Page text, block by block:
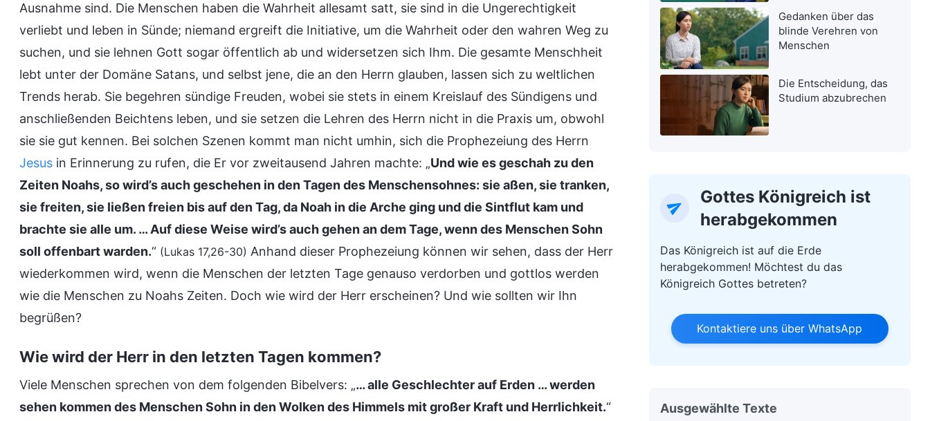
Ausnahme sind. Die Menschen haben die Wahrheit allesamt satt, sie sind in die Ungerechtigkeit
verliebt und leben in Sünde; niemand ergreift die Initiative, um die Wahrheit oder den wahren Weg zu
suchen, und sie lehnen Gott sogar öffentlich ab und widersetzen sich Ihm. Die gesamte Menschheit
lebt unter der Domäne Satans, und selbst jene, die an den Herrn glauben, lassen sich zu weltlichen
Trends herab. Sie begehren sündige Freuden, wobei sie stets in einem Kreislauf des Sündigens und
anschließenden Beichtens leben, und sie setzen die Lehren des Herrn nicht in die Praxis um, obwohl
sie sie gut kennen. Bei solchen Szenen kommt man nicht umhin, sich die Prophezeiung des Herrn
Jesus in Erinnerung zu rufen, die Er vor zweitausend Jahren machte: „Und wie es geschah zu den
Zeiten Noahs, so wird’s auch geschehen in den Tagen des Menschensohnes: sie aßen, sie tranken,
sie freiten, sie ließen freien bis auf den Tag, da Noah in die Arche ging und die Sintflut kam und
brachte sie alle um. … Auf diese Weise wird’s auch gehen an dem Tage, wenn des Menschen Sohn
soll offenbart warden.“ (Lukas 17,26-30) Anhand dieser Prophezeiung können wir sehen, dass der Herr
wiederkommen wird, wenn die Menschen der letzten Tage genauso verdorben und gottlos werden
wie die Menschen zu Noahs Zeiten. Doch wie wird der Herr erscheinen? Und wie sollten wir Ihn
begrüßen?
Wie wird der Herr in den letzten Tagen kommen?
Viele Menschen sprechen von dem folgenden Bibelvers: „… alle Geschlechter auf Erden … werden
sehen kommen des Menschen Sohn in den Wolken des Himmels mit großer Kraft und Herrlichkeit.“
Gedanken über das
blinde Verehren von
Menschen
Die Entscheidung, das
Studium abzubrechen
Gottes Königreich ist
herabgekommen
Das Königreich ist auf die Erde
herabgekommen! Möchtest du das
Königreich Gottes betreten?
Kontaktiere uns über WhatsApp
Ausgewählte Texte